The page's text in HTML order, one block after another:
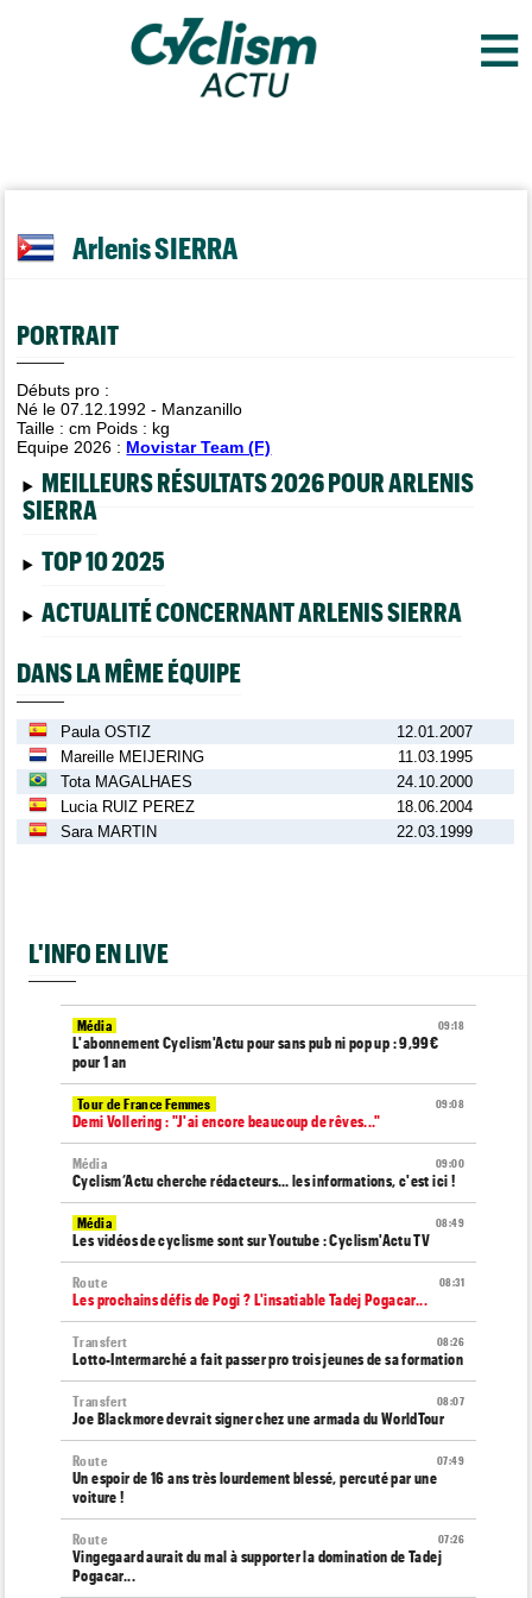
≡
Arlenis SIERRA
PORTRAIT
Débuts pro :
Né le 07.12.1992 - Manzanillo
Taille :cm Poids : kg
Equipe 2026 : Movistar Team (F)
MEILLEURS RÉSULTATS 2026 POUR ARLENIS
SIERRA
TOP 10 2025
ACTUALITÉ CONCERNANT ARLENIS SIERRA
DANS LA MÊME ÉQUIPE
Paula OSTIZ
12.01.2007
Mareille MEIJERING
11.03.1995
Tota MAGALHAES
24.10.2000
Lucia RUIZ PEREZ
18.06.2004
Sara MARTIN
22.03.1999
L'INFO EN LIVE
09:18
Média
L'abonnement Cyclism'Actu pour sans pub ni pop up : 9,99€
pour 1 an
09:08
Tour de France Femmes
Demi Vollering : "J'ai encore beaucoup de rêves..."
09:00
Média
Cyclism’Actu cherche rédacteurs… les informations, c'est ici !
08:49
Média
Les vidéos de cyclisme sont sur Youtube : Cyclism'Actu TV
08:31
Route
Les prochains défis de Pogi ? L'insatiable Tadej Pogacar...
08:26
Transfert
Lotto-Intermarché a fait passer pro trois jeunes de sa formation
08:07
Transfert
Joe Blackmore devrait signer chez une armada du WorldTour
07:49
Route
Un espoir de 16 ans très lourdement blessé, percuté par une
voiture !
07:26
Route
Vingegaard aurait du mal à supporter la domination de Tadej
Pogacar...